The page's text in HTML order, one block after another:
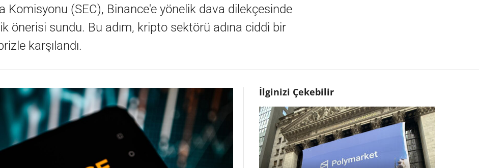
Komisyonu (SEC), Binance'e yönelik dava dilekçesinde
önerisi sundu. Bu adım, kripto sektörü adına ciddi bir
karşılandı.
İlginizi Çekebilir